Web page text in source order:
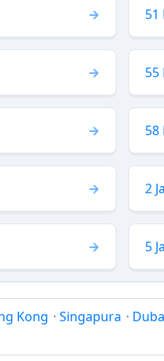
51
55
58
2
5
Kong · Singapura ·